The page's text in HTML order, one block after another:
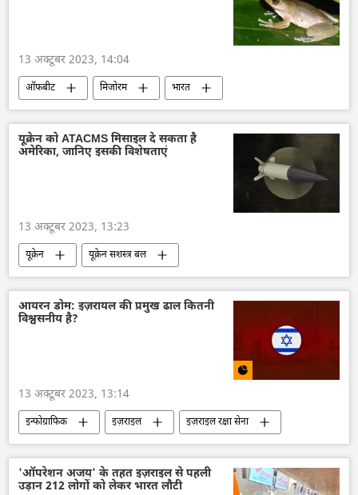
13 अक्टूबर 2023, 14:04
ऑफबीट मिजोरम
भारत
जानवर
प्रकृति संरक्षण
विज्ञान एवं प्रौद्योगिकी
पर्यावरण
पर्यावरणवाद
यूक्रेन को ATACMS मिसाइल दे सकता है
अमेरिका, जानिए इसकी विशेषताएं
13 अक्टूबर 2023, 13:23
यूक्रेन
यूक्रेन सशस्त्र बल
यूक्रेन का जवाबी हमला
हथियारों की आपूर्ति
अमेरिका
फ्रांस
जो बाइडन
इन्फोग्राफिक
आयरन डोम: इज़रायल की प्रमुख ढाल कितनी
विश्वसनीय है?
13 अक्टूबर 2023, 13:14
इन्फोग्राफिक इज़राइल
इज़राइल रक्षा सेना
हमास
सैन्य तकनीक
तकनीकी विकास
सैन्य तकनीकी सहयोग
मध्य पूर्व
'ऑपरेशन अजय' के तहत इज़राइल से पहली
उड़ान 212 लोगों को लेकर भारत लौटी